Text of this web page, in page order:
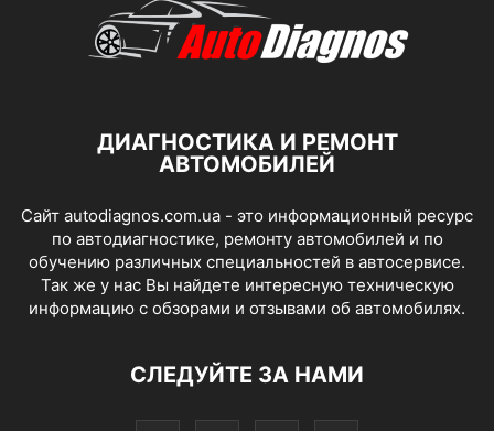
ДИАГНОСТИКА И РЕМОНТ
АВТОМОБИЛЕЙ
Сайт autodiagnos.com.ua - это информационный ресурс
по автодиагностике, ремонту автомобилей и по
обучению различных специальностей в автосервисе.
Так же у нас Вы найдете интересную техническую
информацию с обзорами и отзывами об автомобилях.
СЛЕДУЙТЕ ЗА НАМИ